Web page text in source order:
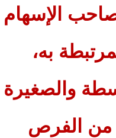
الإسهام
به،
والصغيرة
من الفرص